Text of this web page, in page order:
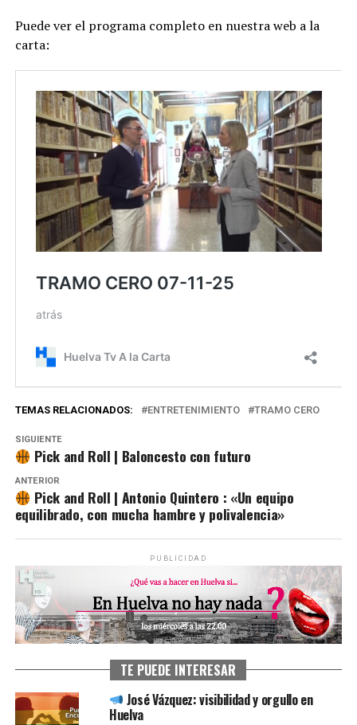
Puede ver el programa completo en nuestra web a la
carta:
TEMAS RELACIONADOS: ENTRETENIMIENTO TRAMO CERO
SIGUIENTE
Pick and Roll | Baloncesto con futuro
ANTERIOR
Pick and Roll | Antonio Quintero : «Un equipo
equilibrado, con mucha hambre y polivalencia»
PUBLICIDAD
TE PUEDE INTERESAR
José Vázquez: visibilidad y orgullo en
Huelva